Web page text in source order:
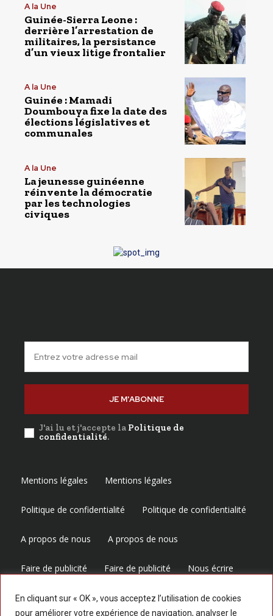
En cliquant sur « OK », vous acceptez l’utilisation de cookies
pour améliorer votre expérience de navigation, analyser le
A la Une
Guinée-Sierra Leone :
derrière l’arrestation de
militaires, la persistance
d’un vieux litige frontalier
A la Une
Guinée : Mamadi
Doumbouya fixe la date des
élections législatives et
communales
A la Une
La jeunesse guinéenne
réinvente la démocratie
par les technologies
civiques
JE M'ABONNE
J'ai lu et j'accepte la Politique de
confidentialité.
Mentions légales Mentions légales
Politique de confidentialité Politique de confidentialité
A propos de nous A propos de nous
Faire de publicité Faire de publicité Nous écrire
Nous écrire